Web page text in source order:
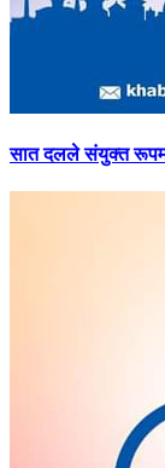
सातदलले संयुक्त रूपमा